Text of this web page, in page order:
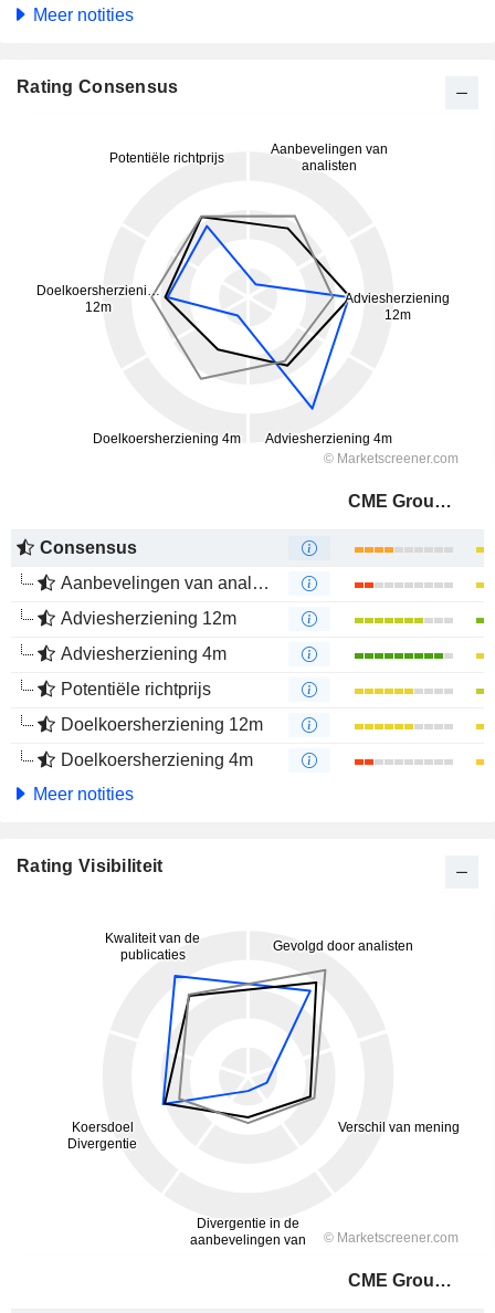
Meer notities
Rating Consensus
CME Group Inc.
Consensus
Aanbevelingen van analisten
Adviesherziening 12m
Adviesherziening 4m
Potentiële richtprijs
Doelkoersherziening 12m
Doelkoersherziening 4m
Meer notities
Rating Visibiliteit
CME Group Inc.